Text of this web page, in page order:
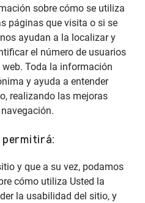
sobre cómo se utiliza
páginas que visita o si se
ayudan a la localizar y
el número de usuarios
Toda la información
y ayuda a entender
realizando las mejoras
y que a su vez, podamos
cómo utiliza Usted la
la usabilidad del sitio, y